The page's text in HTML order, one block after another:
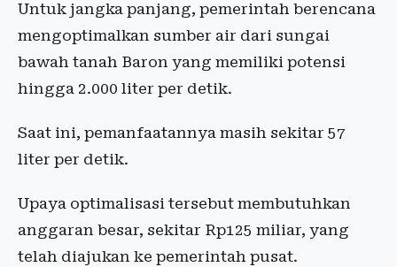
Untuk jangka panjang, pemerintah berencana
mengoptimalkan sumber air dari sungai
bawah tanah Baron yang memiliki potensi
hingga 2.000 liter per detik.
Saat ini, pemanfaatannya masih sekitar 57
liter per detik.
Upaya optimalisasi tersebut membutuhkan
anggaran besar, sekitar Rp125 miliar, yang
telah diajukan ke pemerintah pusat.